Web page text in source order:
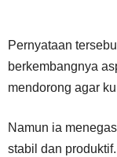
Pernyataan
berkembangnya
mendorong agar
Namun ia
stabil dan produktif.